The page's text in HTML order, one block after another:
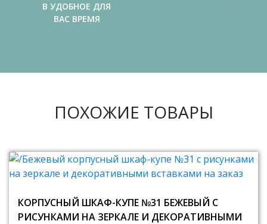
В УДОБНОЕ ДЛЯ
ВАС ВРЕМЯ
ПОХОЖИЕ ТОВАРЫ
КОРПУСНЫЙ ШКАФ-КУПЕ №31 БЕЖЕВЫЙ С
РИСУНКАМИ НА ЗЕРКАЛЕ И ДЕКОРАТИВНЫМИ